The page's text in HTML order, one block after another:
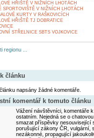
HŘIŠTĚ V NIŽNÍCH LHOTÁCH
SPORTOVIŠTĚ V NIŽNÍCH LHOTÁCH
KURTY V RAŠKOVICÍCH
HŘIŠTĚ TJ DOBRATICE
STŘELNICE SBTS VOJKOVICE
regionu ...
článku
napsány žádné komentáře.
komentář k tomuto článku
Vážení návštěvníci, komentáře
ostatním. Nejedná se o
smazat příspěvky nesouvisející
porušující zákony ČR, vulgární,
nezákonné, propagující